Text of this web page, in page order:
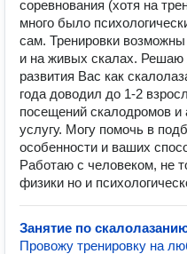
соревнования (хотя на
много было
сам. Тренировки
и на живых скалах.
развития Вас как
года доводил до 1-2
посещений скалодромов и
услугу. Могу помочь в
особенности и ваших
Работаю с человеком, не
физики но и
Занятие по
Провожу тренировку на